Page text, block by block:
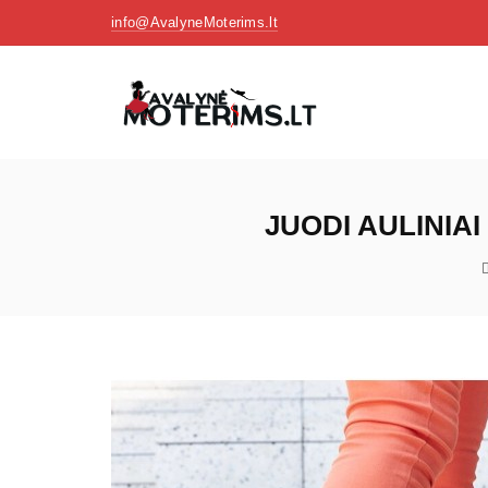
info@AvalyneMoterims.lt
JUODI